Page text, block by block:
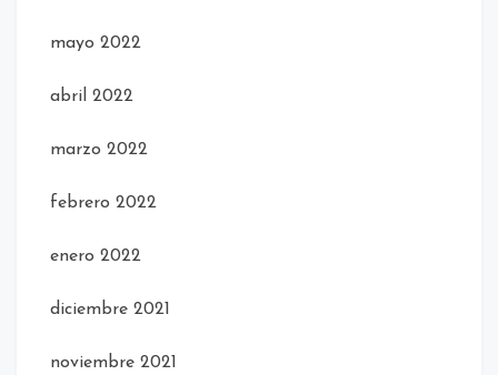
mayo 2022
abril 2022
marzo 2022
febrero 2022
enero 2022
diciembre 2021
noviembre 2021